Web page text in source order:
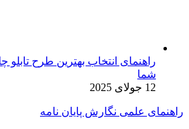
راهنمای انتخاب بهترین طرح تابلو
شما
12 جولای 2025
راهنمای علمی نگارش پایان نامه